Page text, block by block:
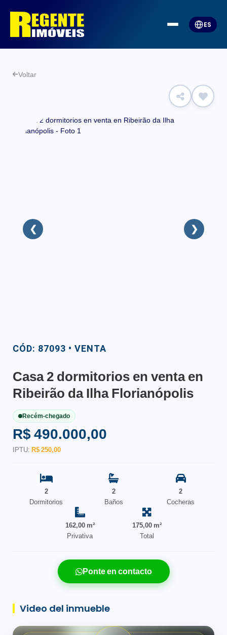
ES
Voltar
❮ ❯
CÓD: 87093 • VENTA
Casa 2 dormitorios en venta en
Ribeirão da Ilha Florianópolis
Recém-chegado
R$ 490.000,00
IPTU: R$ 250,00
2
Dormitorios
2
Baños
2
Cocheras
162,00 m²
Privativa
175,00 m²
Total
Ponte en contacto
Video del inmueble